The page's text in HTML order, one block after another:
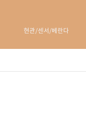
현관/센서/베란다